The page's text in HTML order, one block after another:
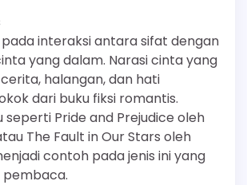
pada interaksi antara sifat dengan
yang dalam. Narasi cinta yang
halangan, dan hati
dari buku fiksi romantis.
seperti Pride and Prejudice oleh
The Fault in Our Stars oleh
contoh pada jenis ini yang